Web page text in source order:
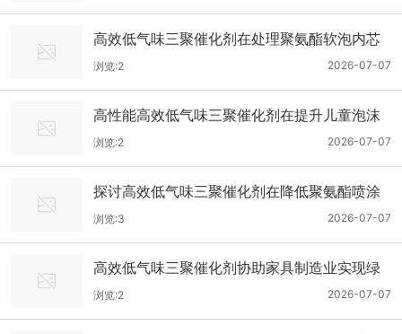
高效低气味三聚催化剂在处理聚氨酯软泡内芯
异味去除工艺的技术应用指导
2026-07-07
浏览:2
高性能高效低气味三聚催化剂在提升儿童泡沫
玩具安全性与触感表现分析
2026-07-07
浏览:2
探讨高效低气味三聚催化剂在降低聚氨酯喷涂
硬泡异味影响方面的实际效果
2026-07-07
浏览:3
高效低气味三聚催化剂协助家具制造业实现绿
色环保认证的生产工艺升级
2026-07-07
浏览:2